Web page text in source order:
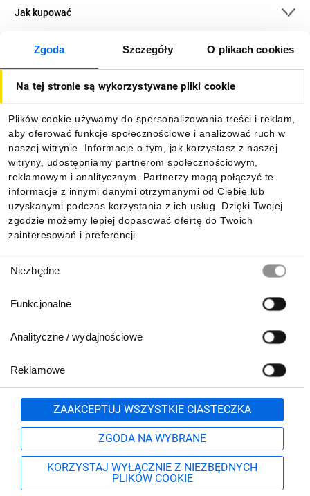
Zgoda Szczegóły O plikach cookies
Na tej stronie są wykorzystywane pliki cookie
Plików cookie używamy do spersonalizowania treści i reklam,
aby oferować funkcje społecznościowe i analizować ruch w
naszej witrynie. Informacje o tym, jak korzystasz z naszej
witryny, udostępniamy partnerom społecznościowym,
reklamowym i analitycznym. Partnerzy mogą połączyć te
informacje z innymi danymi otrzymanymi od Ciebie lub
uzyskanymi podczas korzystania z ich usług. Dzięki Twojej
zgodzie możemy lepiej dopasować ofertę do Twoich
zainteresowań i preferencji.
zgody
Niezbędne
Funkcjonalne
Analityczne / wydajnościowe
Reklamowe
ZAAKCEPTUJ WSZYSTKIE CIASTECZKA
ZGODA NA WYBRANE
KORZYSTAJ WYŁĄCZNIE Z NIEZBĘDNYCH
PLIKÓW COOKIE
Jak kupować
O firmie
Informacje
Pobierz naszą aplikację mobilną:
801 500 700 lub
71 37 61 600
Formularz kontaktowy